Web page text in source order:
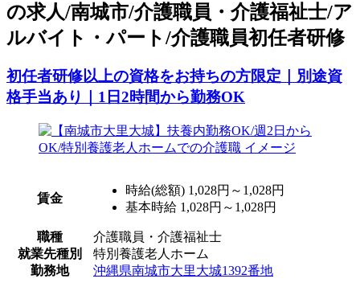
の求人/南城市/介護職員・介護福祉士/ア
ルバイト・パート/介護職員初任者研修
初任者研修以上の資格をお持ちの方限定｜別途資
格手当あり｜1日2時間から勤務OK
賃金
時給(総額) 1,028円～1,028円
基本時給 1,028円～1,028円
職種
介護職員・介護福祉士
就業先種別
特別養護老人ホーム
勤務地
沖縄県南城市大里大城1392番地